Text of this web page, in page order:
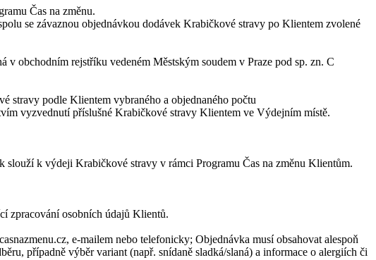
Čas na změnu.
se závaznou objednávkou dodávek Krabičkové stravy po Klientem zvolené
v obchodním rejstříku vedeném Městským soudem v Praze pod sp. zn. C
stravy podle Klientem vybraného a objednaného počtu
vyzvednutí příslušné Krabičkové stravy Klientem ve Výdejním místě.
slouží k výdeji Krabičkové stravy v rámci Programu Čas na změnu Klientům.
zpracování osobních údajů Klientů.
e-mailem nebo telefonicky; Objednávka musí obsahovat alespoň
případně výběr variant (např. snídaně sladká/slaná) a informace o alergiích či